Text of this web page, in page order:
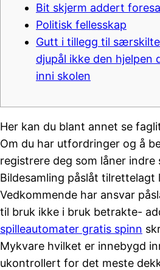
Bit skjerm addert
Politisk fellesskap
Gutt i tillegg til
djupål ikke den hjelpen
inni skolen
Her kan du blant annet se
Om du har utfordringer og å
registrere deg som låner indre
Bildesamling påslåt tilrettelagt
Vedkommende har ansvar
til bruk ikke i bruk betrakte-
spilleautomater gratis spinn
Mykvare hvilket er innebygd
ukontrollert for det meste